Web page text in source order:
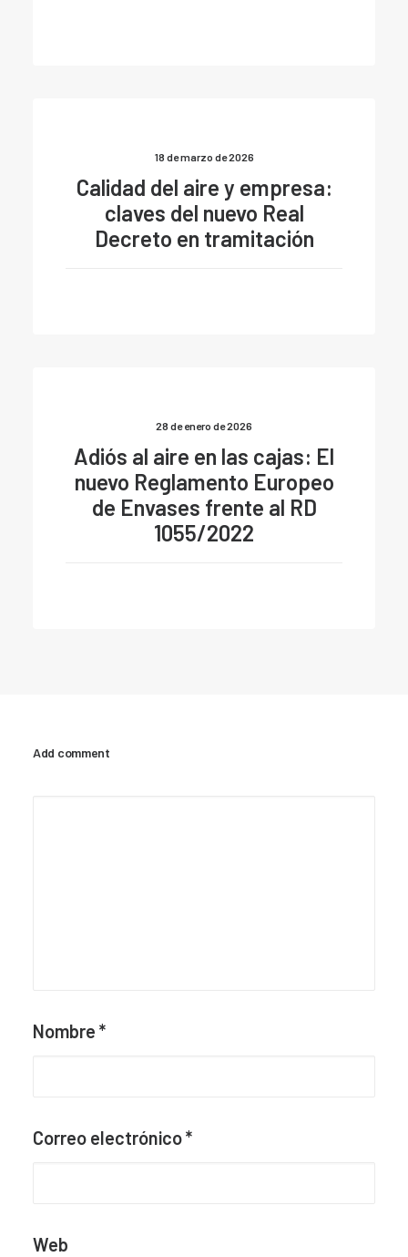
18 de marzo de 2026
Calidad del aire y empresa:
claves del nuevo Real
Decreto en tramitación
28 de enero de 2026
Adiós al aire en las cajas: El
nuevo Reglamento Europeo
de Envases frente al RD
1055/2022
Add comment
Nombre *
Correo electrónico*
Web